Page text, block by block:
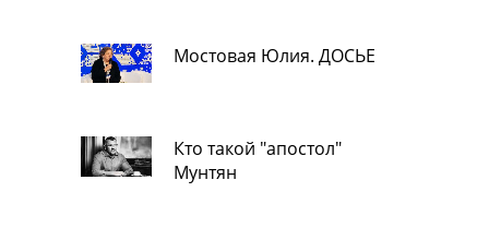
Мостовая Юлия. ДОСЬЕ
Кто такой "апостол"
Мунтян